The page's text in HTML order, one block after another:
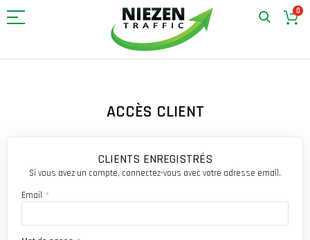
0
ACCÈS CLIENT
CLIENTS ENREGISTRÉS
Si vous avez un compte, connectez-vous avec votre adresse email.
Email